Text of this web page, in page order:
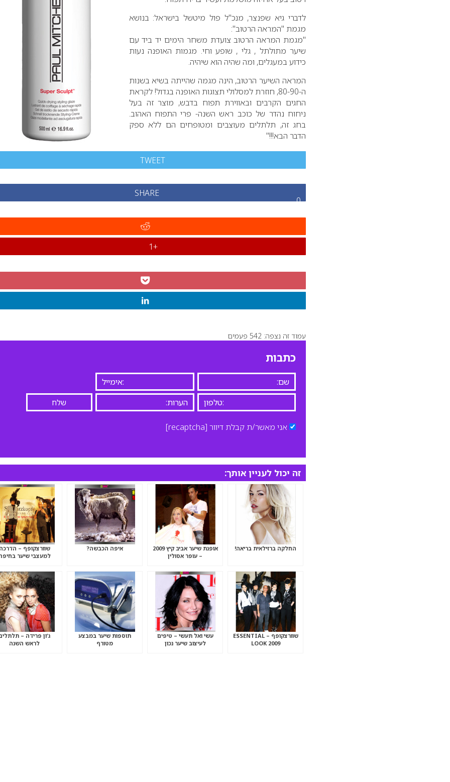
לדברי גיא שפנצר, מנכ"ל פול מיטשל בישראל: בנושא
מגמת "המראה הרטוב":
"מגמת המראה הרטוב צועדת משחר הימים יד ביד עם
שיער מתולתל , גלי , שופע וחי. מגמות האופנה נעות
כידוע במעגלים, ומה שהיה הוא שיהיה.
המראה השיער הרטוב, הינה מגמה שהייתה בשיא בשנות
ה-80-90, חוזרת למסלולי תצוגות האופנה בגדול! לקראת
החגים הקרבים ובאווירת תפוח בדבש, מוצר זה בעל
ניחוח נהדר של כוכב ראש השנה- פרי התפוח האהוב.
בחג זה, תלתלים מעוצבים ומטופחים הם ללא ספק
הדבר הבא!!!"
TWEET
SHARE
0
+1
עמוד זה נצפה: 542 פעמים
כתבות
אני מאשר/ת קבלת דיוור [recaptcha]
זה יכול לעניין אותך:
החלקה ברזילאית בריאה!
אופנת שיער אביב קיץ 2009
– עופר אסולין
איפה הכבשה?
שוורצקופף – הדרכה
למעצבי שיער
שוורצקופף – ESSENTIAL
LOOK 2009
עשי ואל תעשי – טיפים
לעיצוב שיער נכון
תוספות שיער במבצע
מטורף
ג’ון פרידה –
לראש השנה